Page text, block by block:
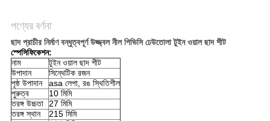
পণ্যের বর্ণনা
ছাদ প্রাচীর নির্মাণ বন্ধুত্বপূর্ণ উজ্জ্বল নীল পিভিসি ঢেউতোলা টুইন ওয়াল ছাদ শীট
স্পেসিফিকেশন:
নাম
টুইন ওয়াল ছাদ শীট
উপাদান
সিন্থেটিক রজন
পৃষ্ঠ উপাদান
asa লেপা, রঙ স্থিতিশীল
পুরুত্ব
10 মিমি
তরঙ্গ উচ্চতা 27 মিমি
তরঙ্গ স্থান
215 মিমি